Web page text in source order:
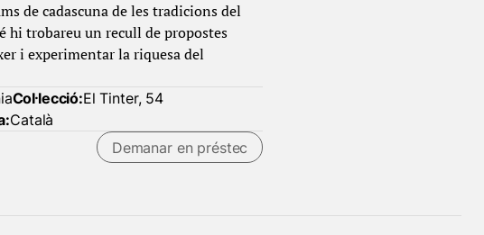
de cadascuna de les tradicions del
hi trobareu un recull de propostes
i experimentar la riquesa del
Col·lecció:El Tinter, 54
Català
Demanar en préstec